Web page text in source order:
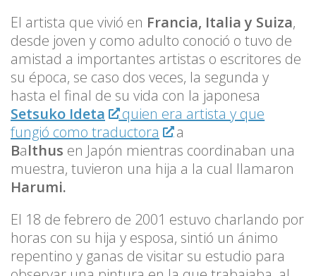
El artista que vivió en Francia, Italia y Suiza,
desde joven y como adulto conoció o tuvo de
amistad a importantes artistas o escritores de
su época, se caso dos veces, la segunda y
hasta el final de su vida con la japonesa
Setsuko Ideta
quien era artista y que
fungió como traductora
a
Balthus en Japón mientras coordinaban una
muestra, tuvieron una hija a la cual llamaron
Harumi.
El 18 de febrero de 2001 estuvo charlando por
horas con su hija y esposa, sintió un ánimo
repentino y ganas de visitar su estudio para